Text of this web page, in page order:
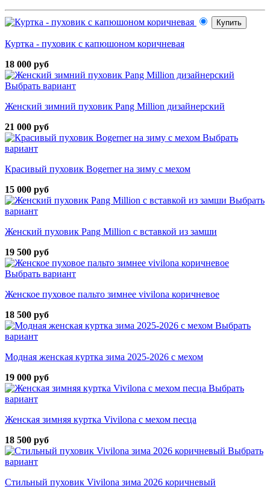
Купить
Куртка - пуховик с капюшоном коричневая
18 000 руб
Выбрать вариант
Женский зимний пуховик Pang Million дизайнерский
21 000 руб
Выбрать
вариант
Красивый пуховик Bogerner на зиму с мехом
15 000 руб
Выбрать
вариант
Женский пуховик Pang Million с вставкой из замши
19 500 руб
Выбрать вариант
Женское пуховое пальто зимнее vivilona коричневое
18 500 руб
Выбрать
вариант
Модная женская куртка зима 2025-2026 с мехом
19 000 руб
Выбрать
вариант
Женская зимняя куртка Vivilona с мехом песца
18 500 руб
Выбрать
вариант
Стильный пуховик Vivilona зима 2026 коричневый